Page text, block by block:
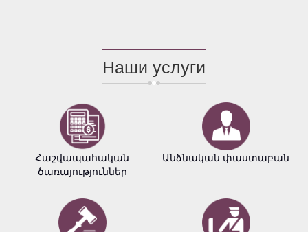
Наши услуги
Հաշվապահական
ծառայություններ
Անձնական փաստաբան